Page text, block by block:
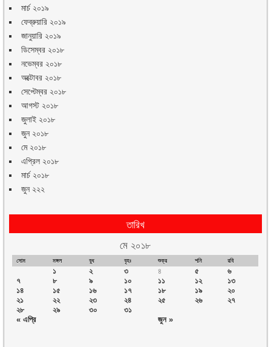
মার্চ ২০১৯
ফেব্রুয়ারি ২০১৯
জানুয়ারি ২০১৯
ডিসেম্বর ২০১৮
নভেম্বর ২০১৮
অক্টোবর ২০১৮
সেপ্টেম্বর ২০১৮
আগস্ট ২০১৮
জুলাই ২০১৮
জুন ২০১৮
মে ২০১৮
এপ্রিল ২০১৮
মার্চ ২০১৮
জুন ২২২
তারিখ
মে ২০১৮
সোম মঙ্গল বুধ বৃহঃ শুক্র শনি রবি
« এপ্রি জুন »
১ ২ ৩ ৪ ৫
৬
৭
৮ ৯ ১০ ১১ ১২
১৩
১৪
১৫ ১৬ ১৭ ১৮ ১৯
২০
২১
২২ ২৩ ২৪ ২৫ ২৬
২৭
২৮
২৯ ৩০ ৩১